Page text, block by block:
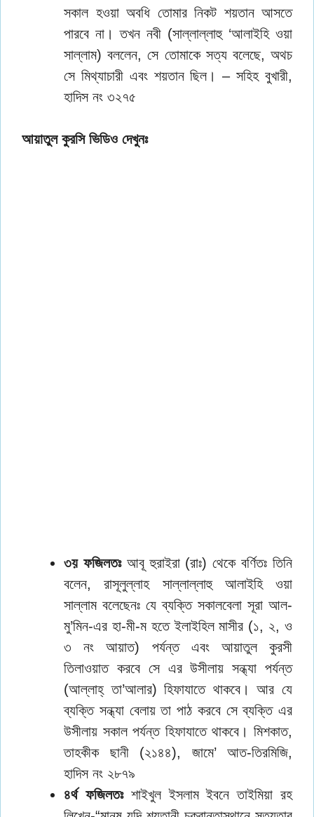
সকাল হওয়া অবধি তোমার নিকট শয়তান আসতে
পারবে না। তখন নবী (সাল্লাল্লাহু ‘আলাইহি ওয়া
সাল্লাম) বললেন, সে তোমাকে সত্য বলেছে, অথচ
সে মিথ্যাচারী এবং শয়তান ছিল। – সহিহ বুখারী,
হাদিস নং ৩২৭৫
আয়াতুল কুরসি ভিডিও দেখুনঃ
৩য় ফজিলতঃ আবূ হুরাইরা (রাঃ) থেকে বর্ণিতঃ তিনি
বলেন, রাসূলুল্লাহ সাল্লাল্লাহু আলাইহি ওয়া
সাল্লাম বলেছেনঃ যে ব্যক্তি সকালবেলা সূরা আল-
মু’মিন-এর হা-মী-ম হতে ইলাইহিল মাসীর (১, ২, ও
৩ নং আয়াত) পর্যন্ত এবং আয়াতুল কুরসী
তিলাওয়াত করবে সে এর উসীলায় সন্ধ্যা পর্যন্ত
(আল্লাহ্ তা’আলার) হিফাযাতে থাকবে। আর যে
ব্যক্তি সন্ধ্যা বেলায় তা পাঠ করবে সে ব্যক্তি এর
উসীলায় সকাল পর্যন্ত হিফাযাতে থাকবে। মিশকাত,
তাহকীক ছানী (২১৪৪), জামে’ আত-তিরমিজি,
হাদিস নং ২৮৭৯
৪র্থ ফজিলতঃ শাইখুল ইসলাম ইবনে তাইমিয়া রহ